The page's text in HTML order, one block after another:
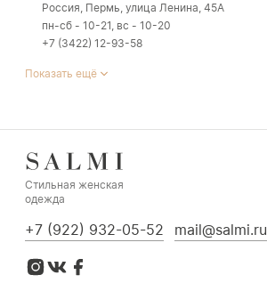
Россия, Пермь, улица Ленина, 45А
пн-сб - 10-21, вс - 10-20
+7 (3422) 12-93-58
Показать ещё
Стильная женская
одежда
+7 (922) 932-05-52 mail@salmi.ru